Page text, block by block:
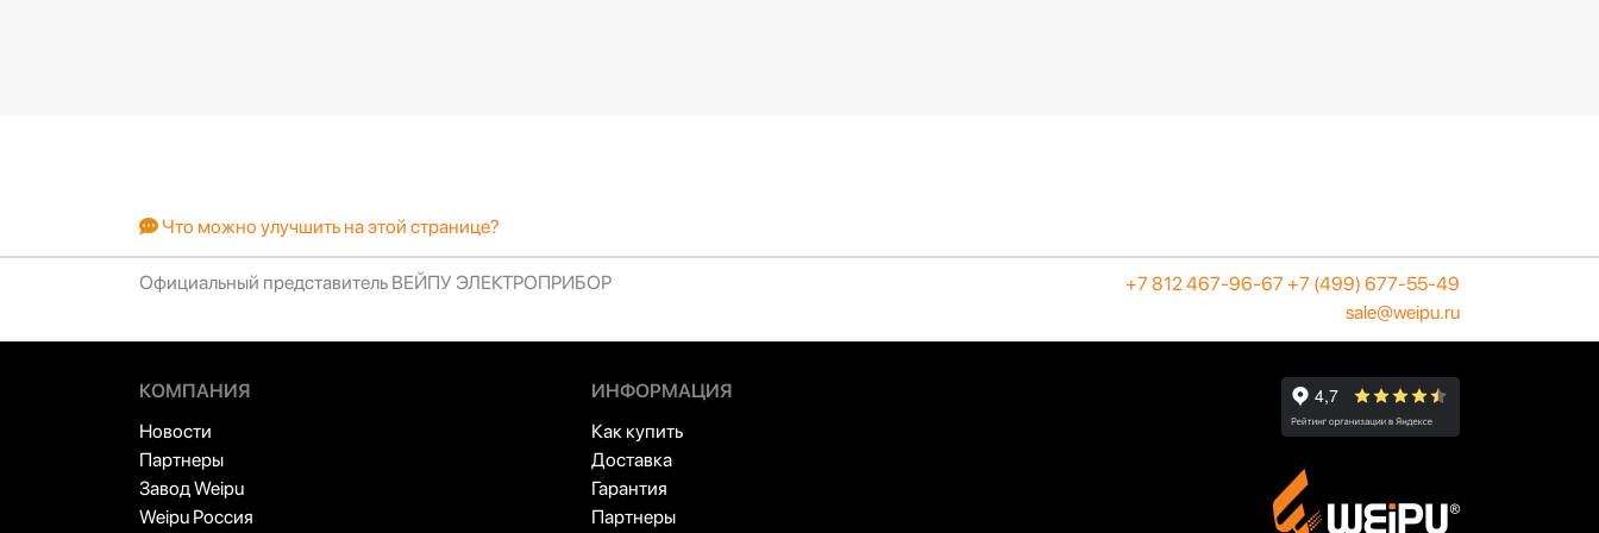
15-31
24,5-26
Что можно улучшить на этой странице?
Официальный представитель ВЕЙПУ ЭЛЕКТРОПРИБОР +7 812 467-96-67 +7 (499) 677-55-49
sale@weipu.ru
КОМПАНИЯ
Новости
Партнеры
Завод Weipu
Weipu Россия
ИНФОРМАЦИЯ
Как купить
Доставка
Гарантия
Партнеры